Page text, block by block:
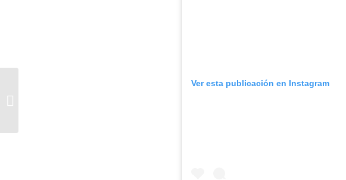
Ver esta publicación en Instagram